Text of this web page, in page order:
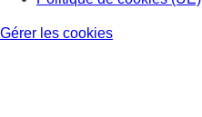
Gérer les cookies